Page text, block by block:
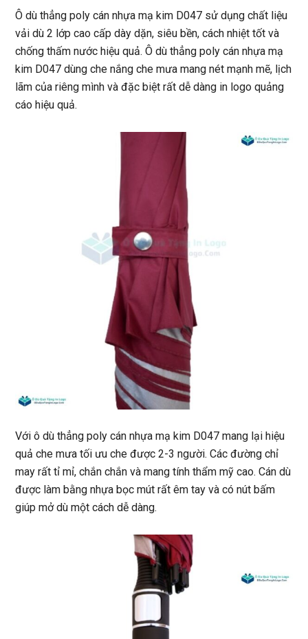
Ô dù thẳng poly cán nhựa mạ kim D047 sử dụng chất liệu
vải dù 2 lớp cao cấp dày dặn, siêu bền, cách nhiệt tốt và
chống thấm nước hiệu quả. Ô dù thẳng poly cán nhựa mạ
kim D047 dùng che nắng che mưa mang nét mạnh mẽ, lịch
lãm của riêng mình và đặc biệt rất dễ dàng in logo quảng
cáo hiệu quả.
Với ô dù thẳng poly cán nhựa mạ kim D047 mang lại hiệu
quả che mưa tối ưu che được 2-3 người. Các đường chỉ
may rất tỉ mỉ, chắn chắn và mang tính thẩm mỹ cao. Cán dù
được làm bằng nhựa bọc mút rất êm tay và có nút bấm
giúp mở dù một cách dễ dàng.